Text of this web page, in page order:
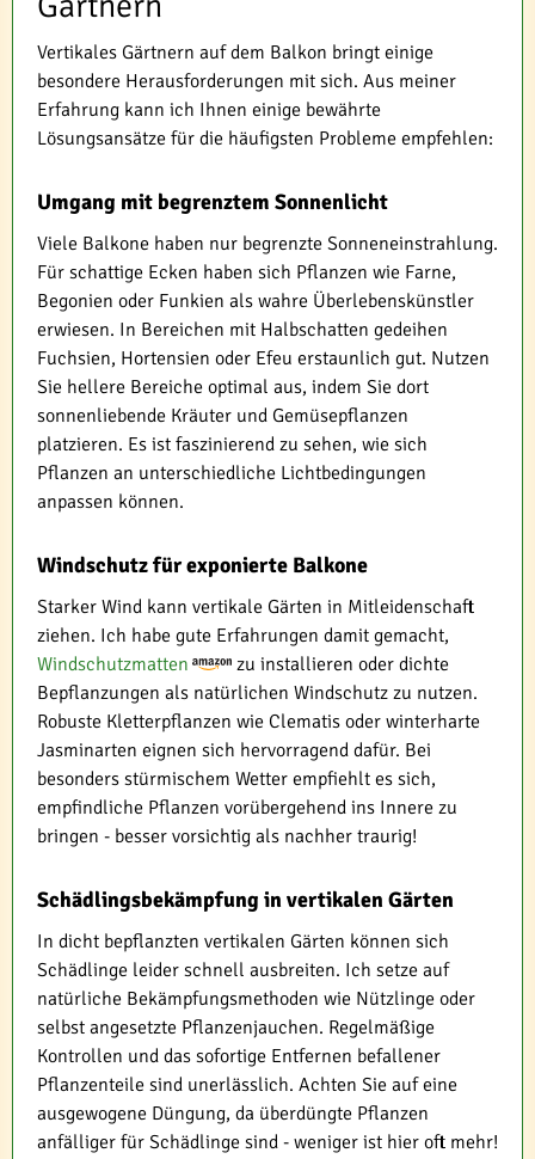
Vertikales Gärtnern auf dem Balkon bringt einige
besondere Herausforderungen mit sich. Aus meiner
Erfahrung kann ich Ihnen einige bewährte
Lösungsansätze für die häufigsten Probleme empfehlen:
Umgang mit begrenztem Sonnenlicht
Viele Balkone haben nur begrenzte Sonneneinstrahlung.
Für schattige Ecken haben sich Pflanzen wie Farne,
Begonien oder Funkien als wahre Überlebenskünstler
erwiesen. In Bereichen mit Halbschatten gedeihen
Fuchsien, Hortensien oder Efeu erstaunlich gut. Nutzen
Sie hellere Bereiche optimal aus, indem Sie dort
sonnenliebende Kräuter und Gemüsepflanzen
platzieren. Es ist faszinierend zu sehen, wie sich
Pflanzen an unterschiedliche Lichtbedingungen
anpassen können.
Windschutz für exponierte Balkone
Starker Wind kann vertikale Gärten in Mitleidenschaft
ziehen. Ich habe gute Erfahrungen damit gemacht,
Windschutzmatten
zu installieren oder dichte
Bepflanzungen als natürlichen Windschutz zu nutzen.
Robuste Kletterpflanzen wie Clematis oder winterharte
Jasminarten eignen sich hervorragend dafür. Bei
besonders stürmischem Wetter empfiehlt es sich,
empfindliche Pflanzen vorübergehend ins Innere zu
bringen - besser vorsichtig als nachher traurig!
Schädlingsbekämpfung in vertikalen Gärten
In dicht bepflanzten vertikalen Gärten können sich
Schädlinge leider schnell ausbreiten. Ich setze auf
natürliche Bekämpfungsmethoden wie Nützlinge oder
selbst angesetzte Pflanzenjauchen. Regelmäßige
Kontrollen und das sofortige Entfernen befallener
Pflanzenteile sind unerlässlich. Achten Sie auf eine
ausgewogene Düngung, da überdüngte Pflanzen
anfälliger für Schädlinge sind - weniger ist hier oft mehr!